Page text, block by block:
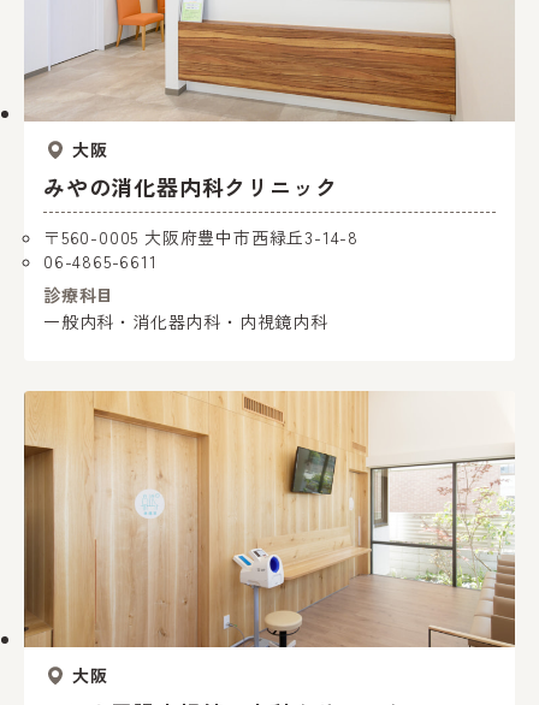
大阪
みやの消化器内科クリニック
〒560-0005 大阪府豊中市西緑丘3-14-8
06-4865-6611
診療科目
一般内科・消化器内科・内視鏡内科
大阪